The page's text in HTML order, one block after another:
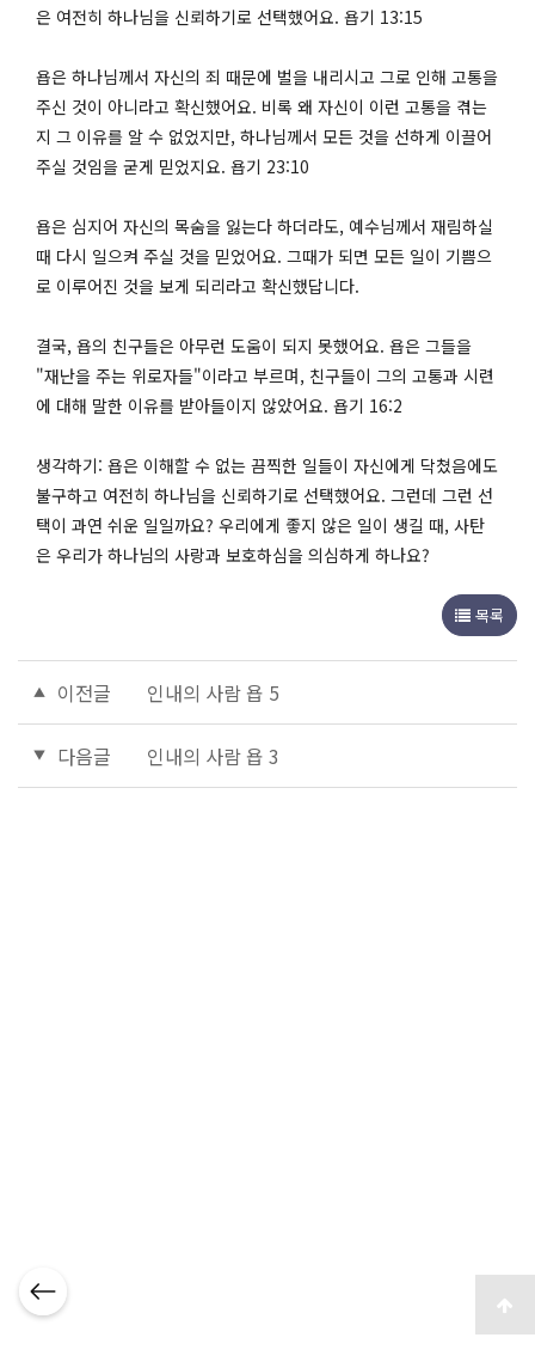
은 여전히 하나님을 신뢰하기로 선택했어요. 욥기 13:15
욥은 하나님께서 자신의 죄 때문에 벌을 내리시고 그로 인해 고통을
주신 것이 아니라고 확신했어요. 비록 왜 자신이 이런 고통을 겪는
지 그 이유를 알 수 없었지만, 하나님께서 모든 것을 선하게 이끌어
주실 것임을 굳게 믿었지요. 욥기 23:10
욥은 심지어 자신의 목숨을 잃는다 하더라도, 예수님께서 재림하실
때 다시 일으켜 주실 것을 믿었어요. 그때가 되면 모든 일이 기쁨으
로 이루어진 것을 보게 되리라고 확신했답니다.
결국, 욥의 친구들은 아무런 도움이 되지 못했어요. 욥은 그들을
"재난을 주는 위로자들"이라고 부르며, 친구들이 그의 고통과 시련
에 대해 말한 이유를 받아들이지 않았어요. 욥기 16:2
생각하기: 욥은 이해할 수 없는 끔찍한 일들이 자신에게 닥쳤음에도
불구하고 여전히 하나님을 신뢰하기로 선택했어요. 그런데 그런 선
택이 과연 쉬운 일일까요? 우리에게 좋지 않은 일이 생길 때, 사탄
은 우리가 하나님의 사랑과 보호하심을 의심하게 하나요?
목록
이전글 인내의 사람 욥 5
다음글 인내의 사람 욥 3